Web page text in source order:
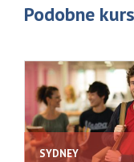
Podobne
SYDNEY